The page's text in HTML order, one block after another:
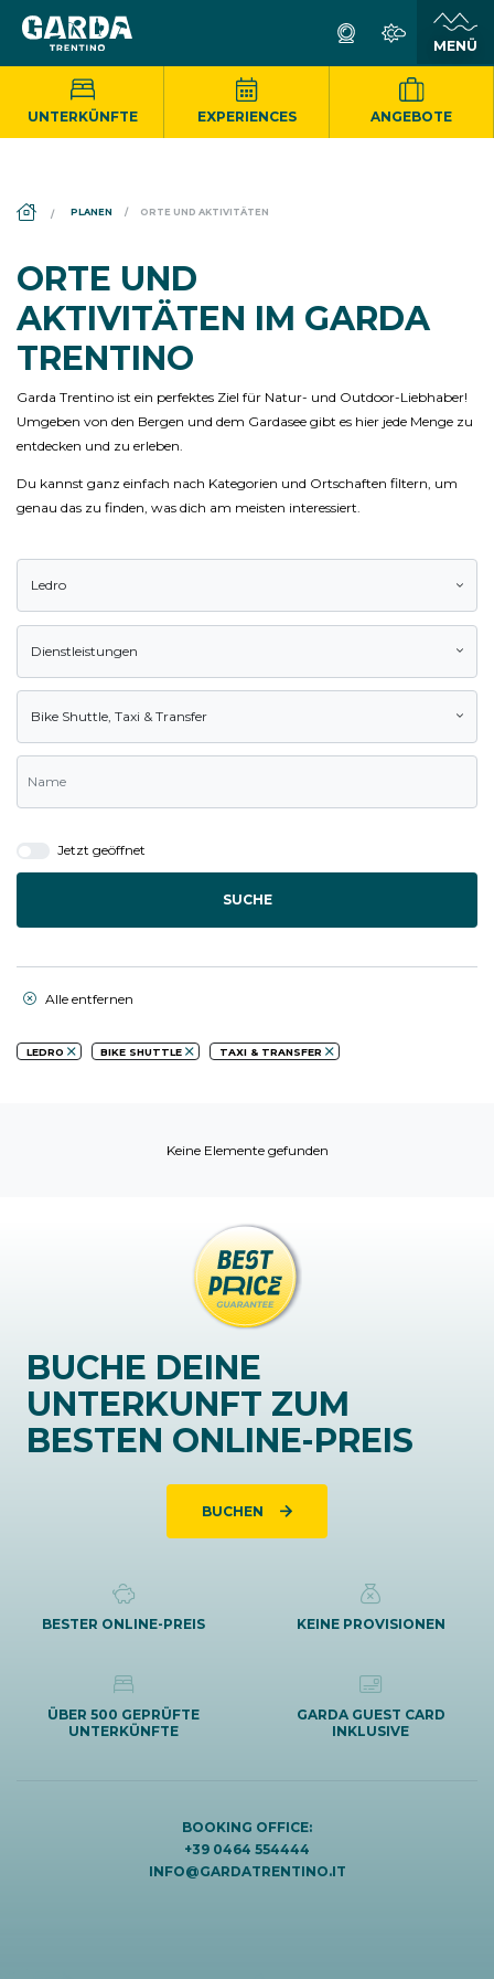
UNTERKÜNFTE EXPERIENCES ANGEBOTE
DS_BREADCRUMB.HOME
PLANEN ORTE UND AKTIVITÄTEN
ORTE UND
AKTIVITÄTEN IM GARDA
TRENTINO
Garda Trentino ist ein perfektes Ziel für Natur- und Outdoor-Liebhaber!
Umgeben von den Bergen und dem Gardasee gibt es hier jede Menge zu
entdecken und zu erleben.
Du kannst ganz einfach nach Kategorien und Ortschaften filtern, um
genau das zu finden, was dich am meisten interessiert.
Ledro
Dienstleistungen
Bike Shuttle Taxi & Transfer
Jetzt geöffnet
SUCHE
Alle entfernen
LEDRO BIKE SHUTTLE TAXI & TRANSFER
Keine Elemente gefunden
BUCHE DEINE
UNTERKUNFT ZUM
BESTEN ONLINE-PREIS
BUCHEN
BESTER ONLINE-PREIS KEINE PROVISIONEN
ÜBER 500 GEPRÜFTE
UNTERKÜNFTE
GARDA GUEST CARD
INKLUSIVE
BOOKING OFFICE:
+39 0464 554444
INFO@GARDATRENTINO.IT